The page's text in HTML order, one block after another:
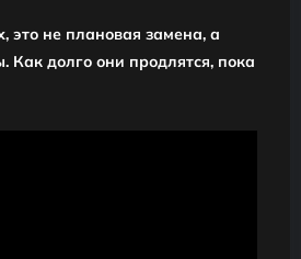
это не плановая замена, а
Как долго они продлятся, пока